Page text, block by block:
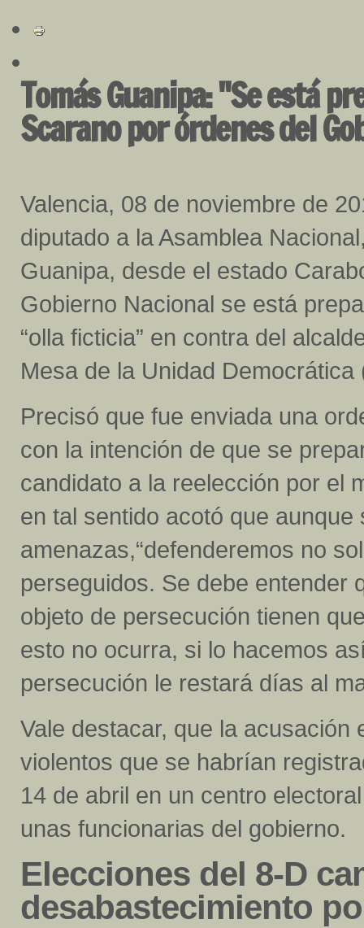
Tomás Guanipa: "Se está
Scarano por órdenes del
Valencia, 08 de noviembre de
diputado a la Asamblea
Guanipa, desde el estado
Gobierno Nacional se está
“olla ficticia” en contra del
Mesa de la Unidad
Precisó que fue enviada una
con la intención de que se
candidato a la reelección por el
en tal sentido acotó que aunque
amenazas,“defenderemos no
perseguidos. Se debe entender
objeto de persecución tienen
esto no ocurra, si lo hacemos
persecución le restará días al
Vale destacar, que la
violentos que se habrían
14 de abril en un centro
unas funcionarias del gobierno.
Elecciones del 8-D
desabastecimiento